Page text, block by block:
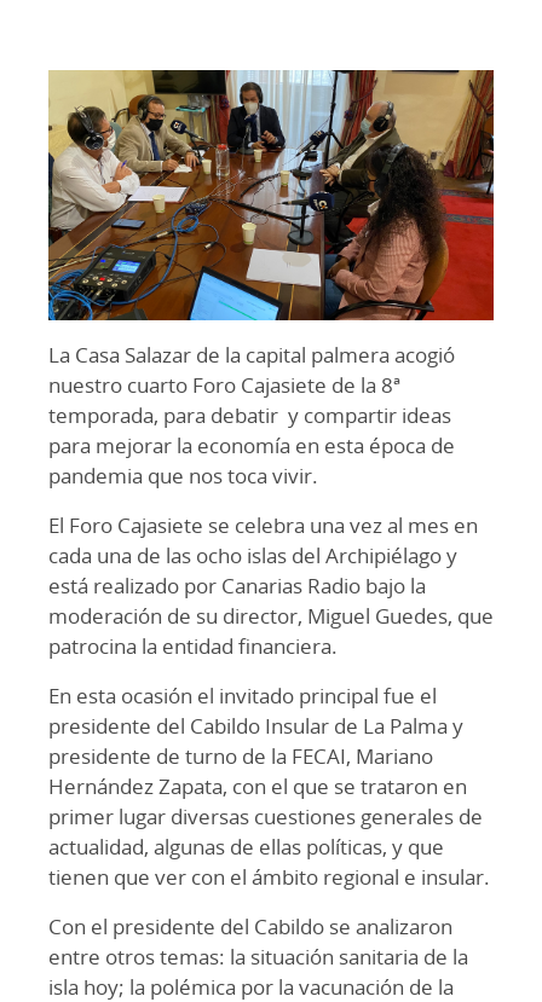
La Casa Salazar de la capital palmera acogió
nuestro cuarto Foro Cajasiete de la 8ª
temporada, para debatir y compartir ideas
para mejorar la economía en esta época de
pandemia que nos toca vivir.
El Foro Cajasiete se celebra una vez al mes en
cada una de las ocho islas del Archipiélago y
está realizado por Canarias Radio bajo la
moderación de su director, Miguel Guedes, que
patrocina la entidad financiera.
En esta ocasión el invitado principal fue el
presidente del Cabildo Insular de La Palma y
presidente de turno de la FECAI, Mariano
Hernández Zapata, con el que se trataron en
primer lugar diversas cuestiones generales de
actualidad, algunas de ellas políticas, y que
tienen que ver con el ámbito regional e insular.
Con el presidente del Cabildo se analizaron
entre otros temas: la situación sanitaria de la
isla hoy; la polémica por la vacunación de la